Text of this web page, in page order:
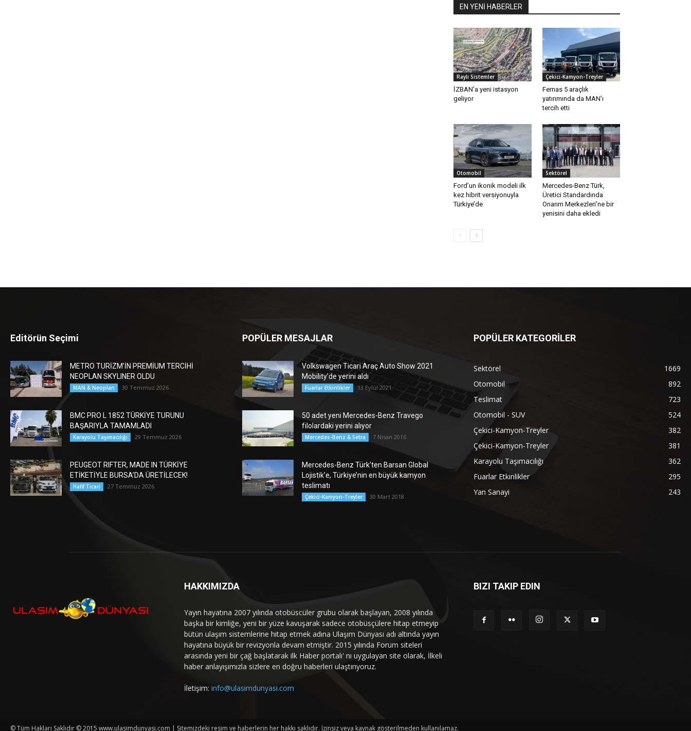
EN YENİ HABERLER
Raylı Sistemler
İZBAN’a yeni istasyon
geliyor
Çekici-Kamyon-Treyler
Fernas 5 araçlık
yatırımında da MAN’ı
tercih etti
Otomobil
Ford’un ikonik modeli ilk
kez hibrit versiyonuyla
Türkiye’de
Sektörel
Mercedes-Benz Türk,
Üretici Standardında
Onarım Merkezleri’ne bir
yenisini daha ekledi
Editörün Seçimi
METRO TURİZM’İN PREMİUM TERCİHİ
NEOPLAN SKYLINER OLDU
MAN & Neoplan 30 Temmuz 2026
BMC PRO L 1852 TÜRKİYE TURUNU
BAŞARIYLA TAMAMLADI
Karayolu Taşımacılığı 29 Temmuz 2026
PEUGEOT RIFTER, MADE IN TÜRKİYE
ETİKETİYLE BURSA’DA ÜRETİLECEK!
Hafif Ticari 27 Temmuz 2026
POPÜLER MESAJLAR
Volkswagen Ticari Araç Auto Show 2021
Mobility’de yerini aldı
Fuarlar Etkinlikler 13 Eylül 2021
50 adet yeni Mercedes-Benz Travego
filolardaki yerini alıyor
Mercedes-Benz & Setra 7 Nisan 2016
Mercedes-Benz Türk’ten Barsan Global
Lojistik’e, Türkiye’nin en büyük kamyon
teslimatı
Çekici-Kamyon-Treyler 30 Mart 2018
POPÜLER KATEGORİLER
Sektörel
1669
Otomobil
892
Teslimat
723
Otomobil - SUV
524
Çekici-Kamyon-Treyler
382
Çekici-Kamyon-Treyler
381
Karayolu Taşımacılığı
362
Fuarlar Etkinlikler
295
Yan Sanayi
243
HAKKIMIZDA
Yayın hayatına 2007 yılında otobüscüler grubu olarak başlayan, 2008 yılında
başka bir kimliğe, yeni bir yüze kavuşarak sadece otobüsçülere hitap etmeyip
bütün ulaşım sistemlerine hitap etmek adına Ulaşım Dünyası adı altında yayın
hayatına büyük bir revizyonla devam etmiştir. 2015 yılında Forum siteleri
arasında yeni bir çağ başlatarak ilk Haber portalı' nı uygulayan site olarak, İlkeli
haber anlayışımızla sizlere en doğru haberleri ulaştırıyoruz.
İletişim: info@ulasimdunyasi.com
BIZI TAKIP EDIN
© Tüm Hakları Saklıdır © 2015 www.ulasimdunyasi.com | Sitemizdeki resim ve haberlerin her hakkı saklıdır. İzinsiz veya kaynak gösterilmeden kullanılamaz.